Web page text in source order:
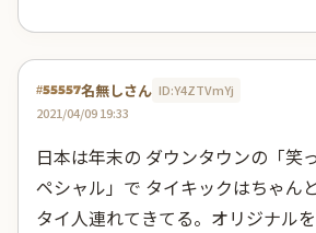
#55557名無しさん ID:Y4ZTVmYj
2021/04/09 19:33
日本は年末の ダウンタウンの「笑
ペシャル」で タイキックはちゃん
タイ人連れてきてる。オリジナル